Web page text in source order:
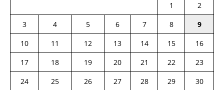
1
2
3
4 5 6 7 8
9
10
11 12 13 14 15
16
17
18 19 20 21 22
23
24
25 26 27 28 29
30